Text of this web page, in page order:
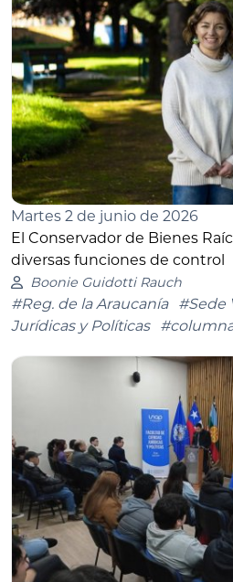
Martes 2 de junio de 2026
El Conservador de Bienes
diversas funciones de control
Boonie Guidotti Rauch
#Reg. de la Araucanía #Sede
Jurídicas y Políticas